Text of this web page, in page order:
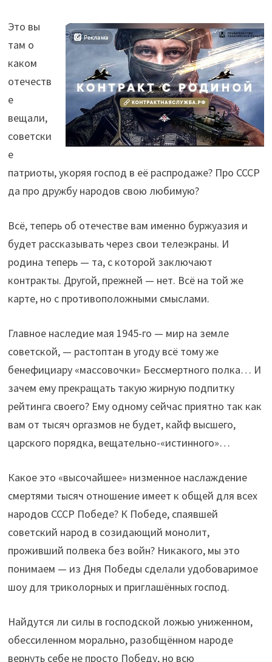
Это вы
там о
каком
отечеств
е
вещали,
советски
е
патриоты, укоряя господ в её распродаже? Про СССР
да про дружбу народов свою любимую?
Всё, теперь об отечестве вам именно буржуазия и
будет рассказывать через свои телеэкраны. И
родина теперь — та, с которой заключают
контракты. Другой, прежней — нет. Всё на той же
карте, но с противоположными смыслами.
Главное наследие мая 1945-го — мир на земле
советской, — растоптан в угоду всё тому же
бенефициару «массовочки» Бессмертного полка… И
зачем ему прекращать такую жирную подпитку
рейтинга своего? Ему одному сейчас приятно так как
вам от тысяч оргазмов не будет, кайф высшего,
царского порядка, вещательно-«истинного»…
Какое это «высочайшее» низменное наслаждение
смертями тысяч отношение имеет к общей для всех
народов СССР Победе? К Победе, спаявшей
советский народ в созидающий монолит,
проживший полвека без войн? Никакого, мы это
понимаем — из Дня Победы сделали удобоваримое
шоу для триколорных и приглашённых господ.
Найдутся ли силы в господской ложью униженном,
обессиленном морально, разобщённом народе
вернуть себе не просто Победу, но всю